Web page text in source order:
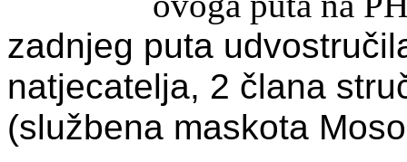
zadnjeg puta
natjecatelja, 2 člana
(službena maskota